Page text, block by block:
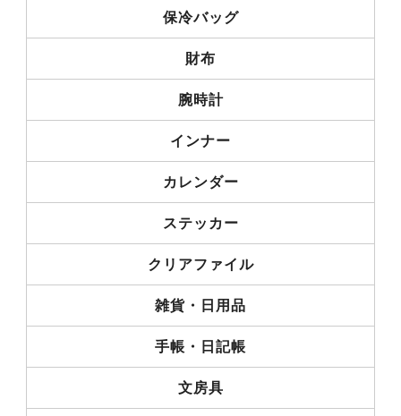
保冷バッグ
財布
腕時計
インナー
カレンダー
ステッカー
クリアファイル
雑貨・日用品
手帳・日記帳
文房具